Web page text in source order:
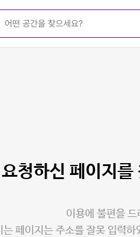
요청하신 페이지를
이용에 불편을
는 페이지는 주소를 잘못 입력하